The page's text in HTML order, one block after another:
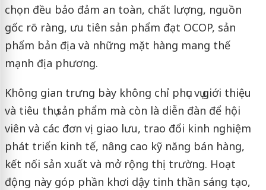
chọn đều bảo đảm an toàn, chất lượng, nguồn
gốc rõ ràng, ưu tiên sản phẩm đạt OCOP, sản
phẩm bản địa và những mặt hàng mang thế
mạnh địa phương.
Không gian trưng bày không chỉ phục vụ giới thiệu
và tiêu thụ sản phẩm mà còn là diễn đàn để hội
viên và các đơn vị giao lưu, trao đổi kinh nghiệm
phát triển kinh tế, nâng cao kỹ năng bán hàng,
kết nối sản xuất và mở rộng thị trường. Hoạt
động này góp phần khơi dậy tinh thần sáng tạo,